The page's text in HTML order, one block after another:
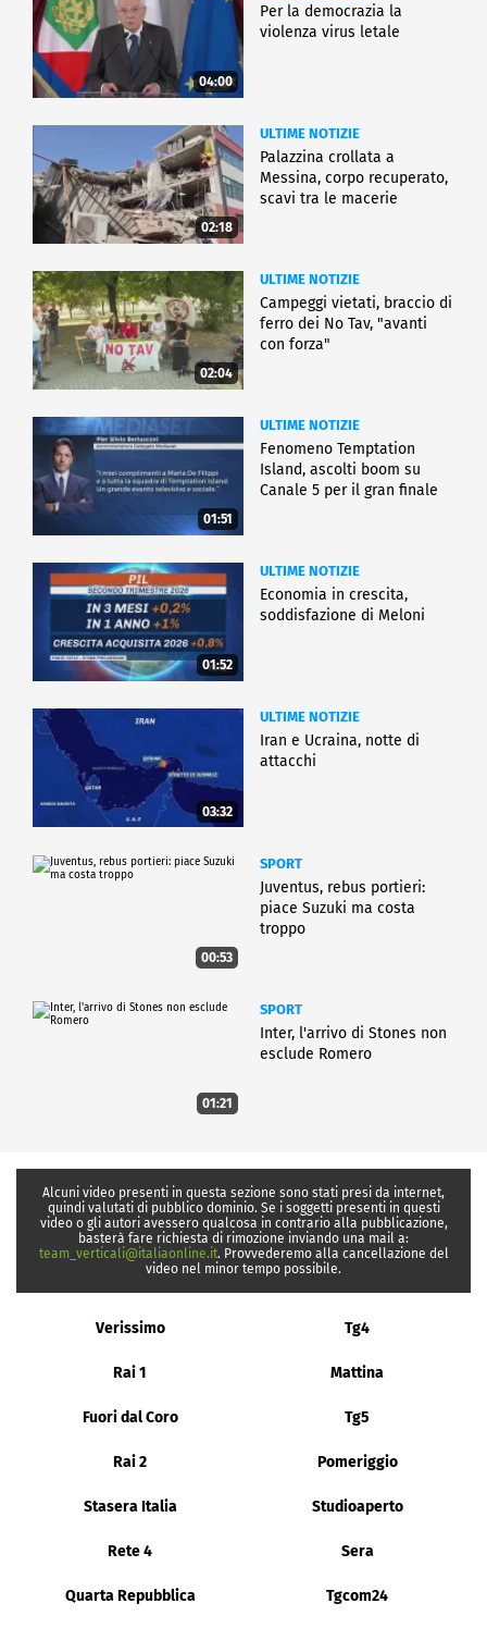
04:00
Per la democrazia la
violenza virus letale
02:18
ULTIME NOTIZIE
Palazzina crollata a
Messina, corpo recuperato,
scavi tra le macerie
02:04
ULTIME NOTIZIE
Campeggi vietati, braccio di
ferro dei No Tav, "avanti
con forza"
01:51
ULTIME NOTIZIE
Fenomeno Temptation
Island, ascolti boom su
Canale 5 per il gran finale
01:52
ULTIME NOTIZIE
Economia in crescita,
soddisfazione di Meloni
03:32
ULTIME NOTIZIE
Iran e Ucraina, notte di
attacchi
00:53
SPORT
Juventus, rebus portieri:
piace Suzuki ma costa
troppo
01:21
SPORT
Inter, l'arrivo di Stones non
esclude Romero
Alcuni video presenti in questa sezione sono stati presi da internet,
quindi valutati di pubblico dominio. Se i soggetti presenti in questi
video o gli autori avessero qualcosa in contrario alla pubblicazione,
basterà fare richiesta di rimozione inviando una mail a:
team_verticali@italiaonline.it. Provvederemo alla cancellazione del
video nel minor tempo possibile.
Verissimo Tg4
Rai 1 Mattina
Fuori dal Coro Tg5
Rai 2 Pomeriggio
Stasera Italia Studioaperto
Rete 4 Sera
Quarta Repubblica Tgcom24